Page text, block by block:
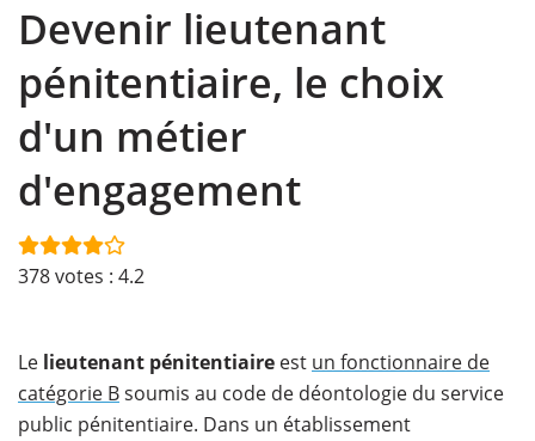
Devenir lieutenant
pénitentiaire, le choix
d'un métier
d'engagement
378votes : 4.2
Le lieutenant pénitentiaire est un fonctionnaire de
catégorie Bsoumis au code de déontologie du service
public pénitentiaire. Dans un établissement